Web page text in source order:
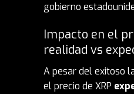
gobierno
Impacto en el
realidad vs
A pesar del exitoso
el precio de XRP